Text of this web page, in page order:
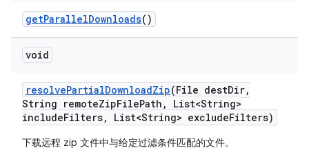
getParallelDownloads()
void
resolvePartialDownloadZip(File destDir,
String remoteZipFilePath ,
List<String>
includeFilters, List<String> excludeFilters)
下载远程 zip 文件中与给定过滤条件匹配的文件。